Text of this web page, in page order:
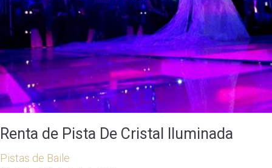
Renta de Pista De Cristal Iluminada
Pistas de Baile